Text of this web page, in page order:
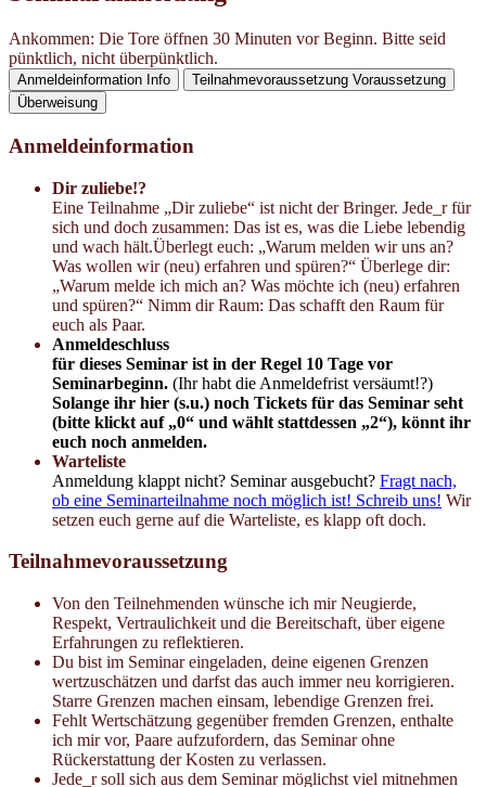
Ankommen: Die Tore öffnen 30 Minuten vor Beginn. Bitte seid
pünktlich, nicht überpünktlich.
Anmeldeinformation Info Teilnahmevoraussetzung Voraussetzung
Überweisung
Anmeldeinformation
Dir zuliebe!?
Eine Teilnahme „Dir zuliebe“ ist nicht der Bringer. Jede_r für
sich und doch zusammen: Das ist es, was die Liebe lebendig
und wach hält.Überlegt euch: „Warum melden wir uns an?
Was wollen wir (neu) erfahren und spüren?“ Überlege dir:
„Warum melde ich mich an? Was möchte ich (neu) erfahren
und spüren?“ Nimm dir Raum: Das schafft den Raum für
euch als Paar.
Anmeldeschluss
für dieses Seminar ist in der Regel 10 Tage vor
Seminarbeginn. (Ihr habt die Anmeldefrist versäumt!?)
Solange ihr hier (s.u.) noch Tickets für das Seminar seht
(bitte klickt auf „0“ und wählt stattdessen „2“), könnt ihr
euch noch anmelden.
Warteliste
Anmeldung klappt nicht? Seminar ausgebucht? Fragt nach,
ob eine Seminarteilnahme noch möglich ist! Schreib uns! Wir
setzen euch gerne auf die Warteliste, es klapp oft doch.
Teilnahmevoraussetzung
Von den Teilnehmenden wünsche ich mir Neugierde,
Respekt, Vertraulichkeit und die Bereitschaft, über eigene
Erfahrungen zu reflektieren.
Du bist im Seminar eingeladen, deine eigenen Grenzen
wertzuschätzen und darfst das auch immer neu korrigieren.
Starre Grenzen machen einsam, lebendige Grenzen frei.
Fehlt Wertschätzung gegenüber fremden Grenzen, enthalte
ich mir vor, Paare aufzufordern, das Seminar ohne
Rückerstattung der Kosten zu verlassen.
Jede_r soll sich aus dem Seminar möglichst viel mitnehmen